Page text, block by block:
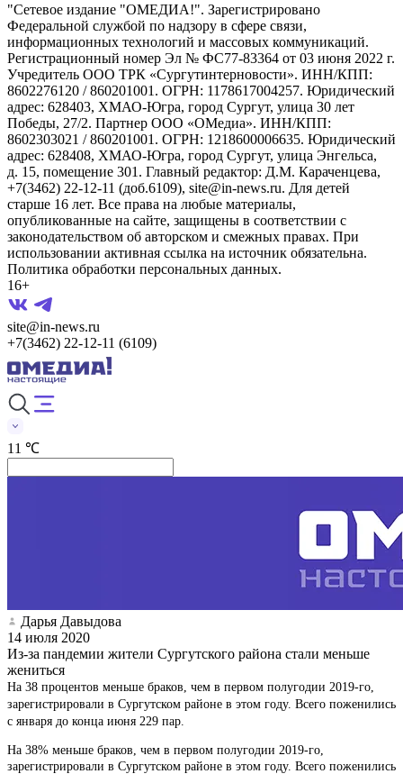
"Сетевое издание "ОМЕДИА!". Зарегистрировано
Федеральной службой по надзору в сфере связи,
информационных технологий и массовых коммуникаций.
Регистрационный номер Эл № ФС77-83364 от 03 июня 2022 г.
Учредитель ООО ТРК «Сургутинтерновости». ИНН/КПП:
8602276120 / 860201001. ОГРН: 1178617004257. Юридический
адрес: 628403, ХМАО-Югра, город Сургут, улица 30 лет
Победы, 27/2. Партнер ООО «ОМедиа». ИНН/КПП:
8602303021 / 860201001. ОГРН: 1218600006635. Юридический
адрес: 628408, ХМАО-Югра, город Сургут, улица Энгельса,
д. 15, помещение 301. Главный редактор: Д.М. Караченцева,
+7(3462) 22-12-11 (доб.6109), site@in-news.ru. Для детей
старше 16 лет. Все права на любые материалы,
опубликованные на сайте, защищены в соответствии с
законодательством об авторском и смежных правах. При
использовании активная ссылка на источник обязательна.
Политика обработки персональных данных.
16+
site@in-news.ru
+7(3462) 22-12-11 (6109)
11 ℃
Дарья Давыдова
14 июля 2020
Из-за пандемии жители Сургутского района стали меньше
жениться
На 38 процентов меньше браков, чем в первом полугодии 2019-го,
зарегистрировали в Сургутском районе в этом году. Всего поженились
с января до конца июня 229 пар.
На 38% меньше браков, чем в первом полугодии 2019-го,
зарегистрировали в Сургутском районе в этом году. Всего поженились